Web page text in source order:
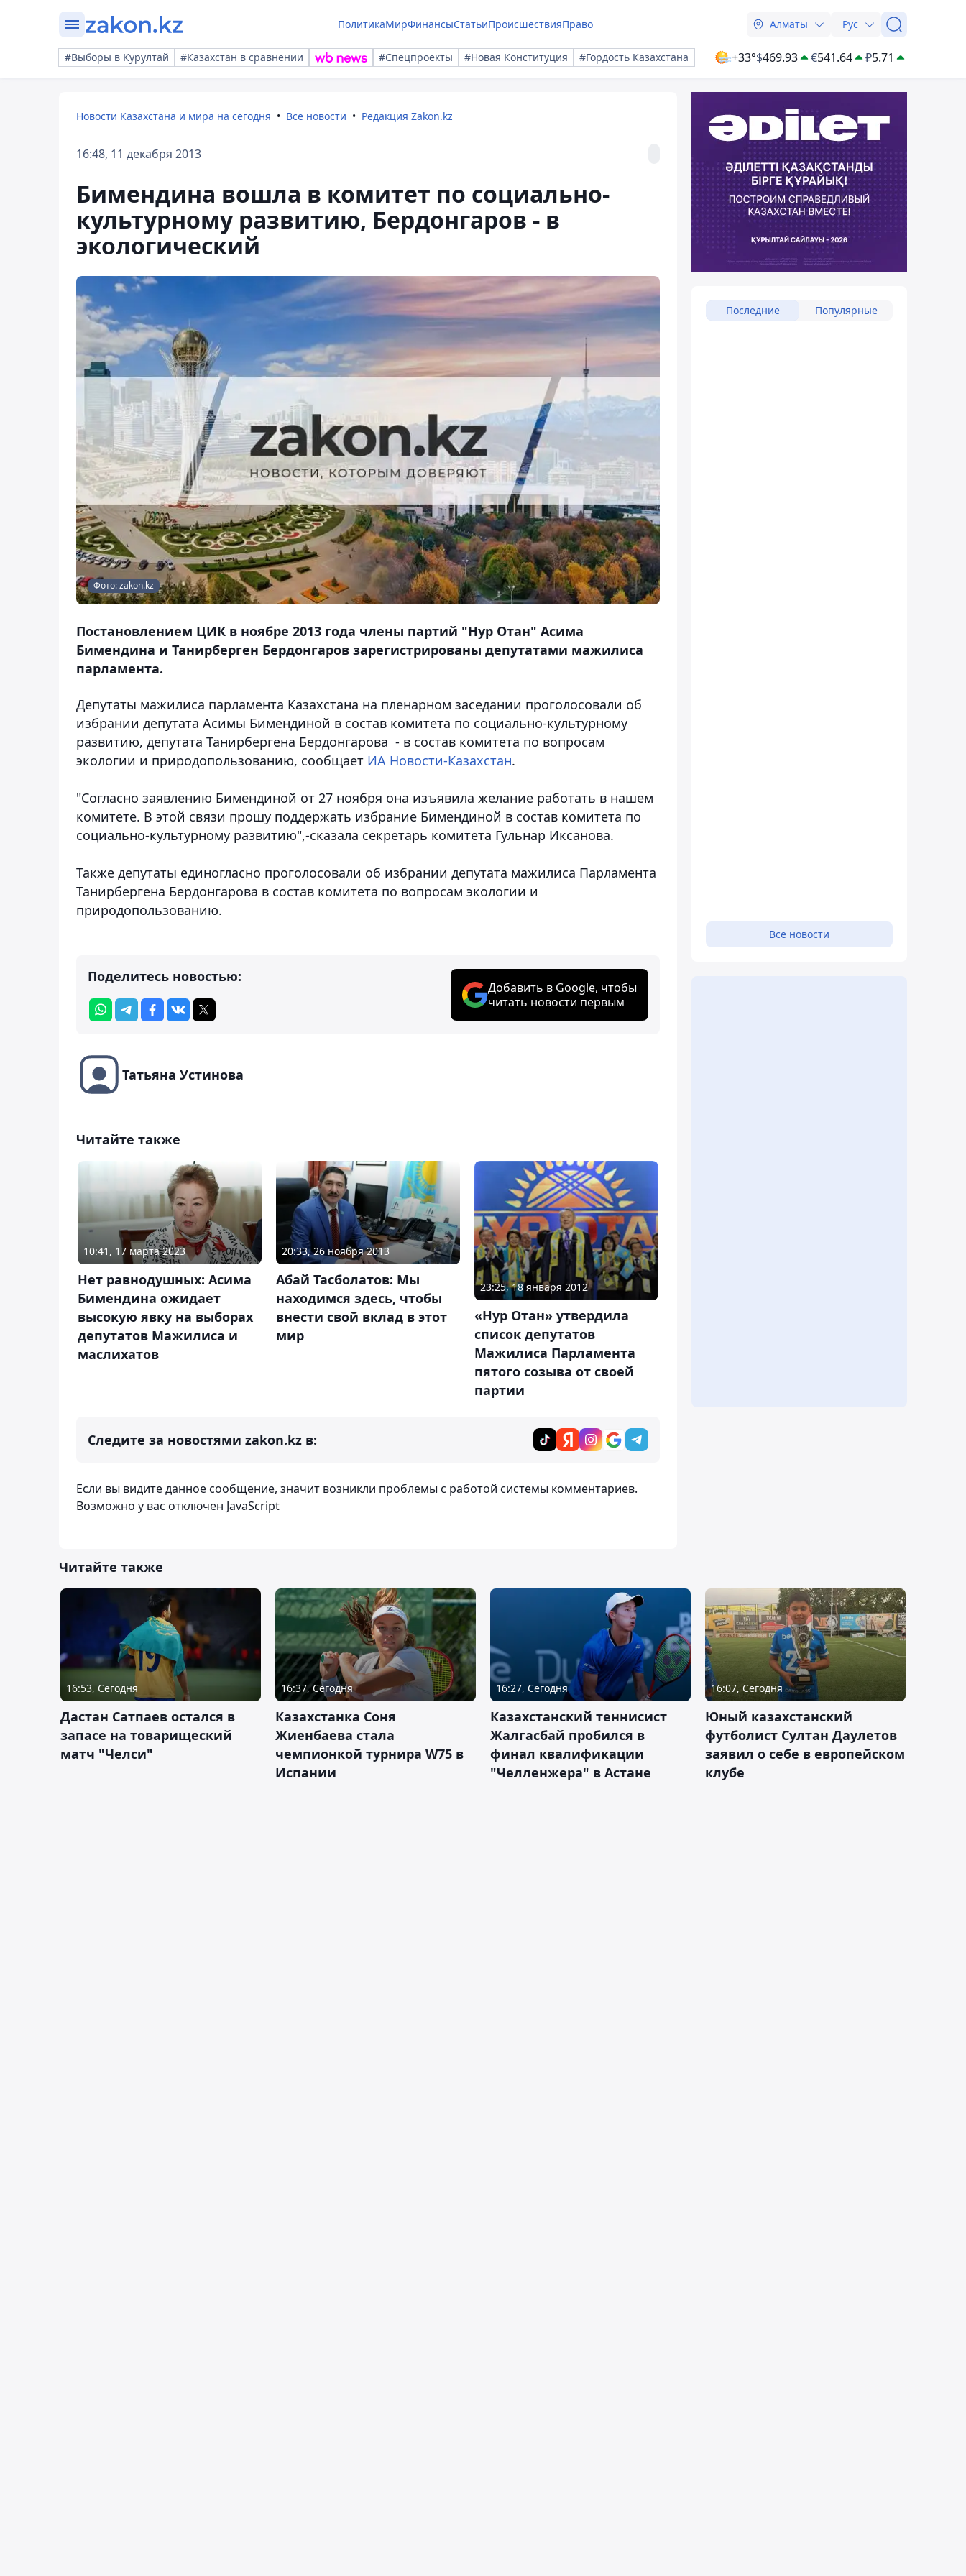
ПолитикаМирФинансыСтатьиПроисшествияПраво Алматы Рус
#Выборы в Курултай #Казахстан в сравнении #Спецпроекты #Новая Конституция #Гордость Казахстана +33°$469.93 €541.64 ₽5.71
Новости Казахстана и мира на сегодня Все новости Редакция Zakon.kz
16:48, 11 декабря 2013
Бимендина вошла в комитет по социально-
культурному развитию, Бердонгаров - в
экологический
Фото: zakon.kz
Постановлением ЦИК в ноябре 2013 года члены партий "Нур Отан" Асима
Бимендина и Танирберген Бердонгаров зарегистрированы депутатами мажилиса
парламента.
Депутаты мажилиса парламента Казахстана на пленарном заседании проголосовали об
избрании депутата Асимы Бимендиной в состав комитета по социально-культурному
развитию, депутата Танирбергена Бердонгарова - в состав комитета по вопросам
экологии и природопользованию, сообщает ИА Новости-Казахстан.
"Согласно заявлению Бимендиной от 27 ноября она изъявила желание работать в нашем
комитете. В этой связи прошу поддержать избрание Бимендиной в состав комитета по
социально-культурному развитию",-сказала секретарь комитета Гульнар Иксанова.
Также депутаты единогласно проголосовали об избрании депутата мажилиса Парламента
Танирбергена Бердонгарова в состав комитета по вопросам экологии и
природопользованию.
Поделитесь новостью:
Добавить в Google, чтобы
читать новости первым
Татьяна Устинова
Читайте также
10:41, 17 марта 2023
Нет равнодушных: Асима
Бимендина ожидает
высокую явку на выборах
депутатов Мажилиса и
маслихатов
20:33, 26 ноября 2013
Абай Тасболатов: Мы
находимся здесь, чтобы
внести свой вклад в этот
мир
23:25, 18 января 2012
«Нур Отан» утвердила
список депутатов
Мажилиса Парламента
пятого созыва от своей
партии
Следите за новостями zakon.kz в:
Если вы видите данное сообщение, значит возникли проблемы с работой системы комментариев.
Возможно у вас отключен JavaScript
Последние Популярные
Все новости
Читайте также
16:53, Сегодня
Дастан Сатпаев остался в
запасе на товарищеский
матч "Челси"
16:37, Сегодня
Казахстанка Соня
Жиенбаева стала
чемпионкой турнира W75 в
Испании
16:27, Сегодня
Казахстанский теннисист
Жалгасбай пробился в
финал квалификации
"Челленжера" в Астане
16:07, Сегодня
Юный казахстанский
футболист Султан Даулетов
заявил о себе в европейском
клубе